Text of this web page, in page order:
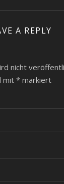
A REPLY
nicht
mit * markiert